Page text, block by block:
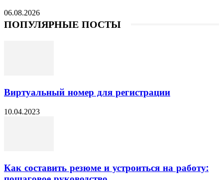
06.08.2026
ПОПУЛЯРНЫЕ ПОСТЫ
Виртуальный номер для регистрации
10.04.2023
Как составить резюме и устроиться на работу: